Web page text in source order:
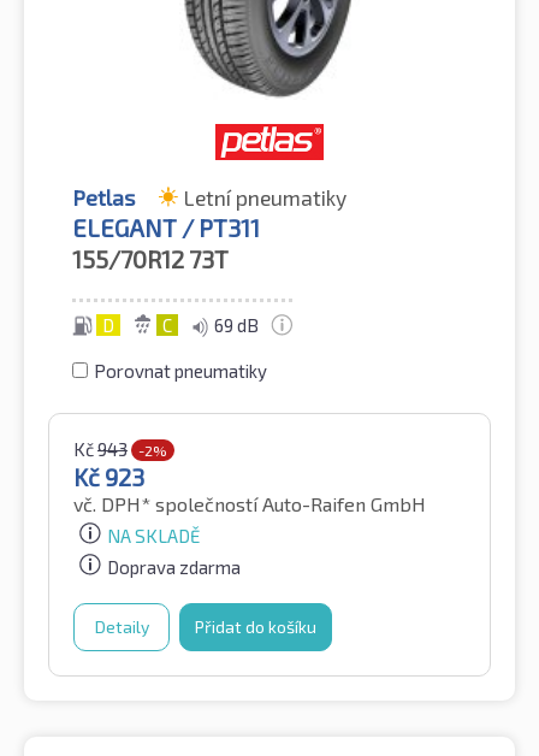
Petlas Letní pneumatiky
ELEGANT / PT311
155/70R12 73T
D C 69 dB
Porovnat pneumatiky
Kč943 -2%
Kč 923
vč. DPH* společností Auto-Raifen GmbH
NA SKLADĚ
Doprava zdarma
Detaily Přidat do košíku